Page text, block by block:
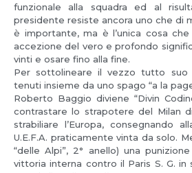
funzionale alla squadra ed al
presidente resiste ancora uno che di
è importante, ma è l’unica cosa
accezione del vero e profondo
vinti e osare fino alla fine.
Per sottolineare il vezzo tutto
tenuti insieme da uno spago “a la
Roberto Baggio diviene “Divin
contrastare lo strapotere del Milan
strabiliare l’Europa, consegnando
U.E.F.A. praticamente vinta da solo.
“delle Alpi”, 2° anello) una
vittoria interna contro il Paris S. G. in